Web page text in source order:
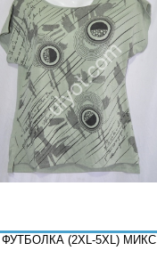
ФУТБОЛКА (2XL-5XL) МИКС